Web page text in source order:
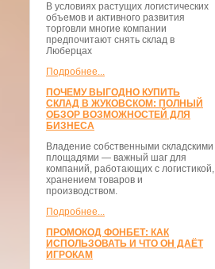
В условиях растущих логистических
объемов и активного развития
торговли многие компании
предпочитают снять склад в
Люберцах
Подробнее...
ПОЧЕМУ ВЫГОДНО КУПИТЬ
СКЛАД В ЖУКОВСКОМ: ПОЛНЫЙ
ОБЗОР ВОЗМОЖНОСТЕЙ ДЛЯ
БИЗНЕСА
Владение собственными складскими
площадями — важный шаг для
компаний, работающих с логистикой,
хранением товаров и
производством.
Подробнее...
ПРОМОКОД ФОНБЕТ: КАК
ИСПОЛЬЗОВАТЬ И ЧТО ОН ДАЁТ
ИГРОКАМ